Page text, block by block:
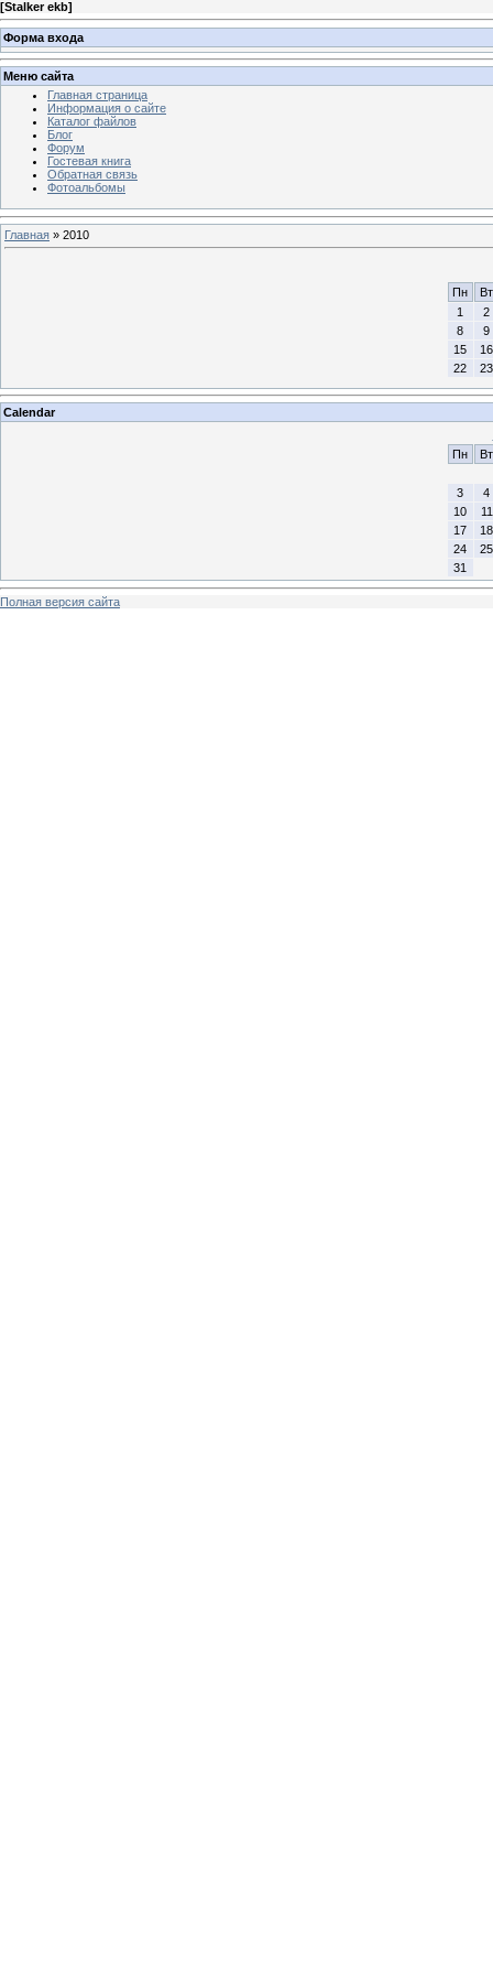
[Stalker ekb]
Форма входа
Меню сайта
Главная страница
Информация о сайте
Каталог файлов
Блог
Форум
Гостевая книга
Обратная связь
Фотоальбомы
Главная » 2010
Пн
Вт
1
2
8
9
15
16
22
23
Calendar
Пн
Вт
3
4
10
11
17
18
24
25
31
Полная версия сайта